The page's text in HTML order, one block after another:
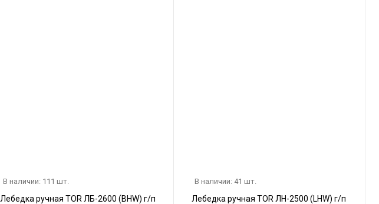
В наличии: 111 шт.
Лебедка ручная TOR ЛБ-2600 (BHW) г/п
В наличии: 41 шт.
Лебедка ручная TOR ЛН-2500 (LHW) г/п